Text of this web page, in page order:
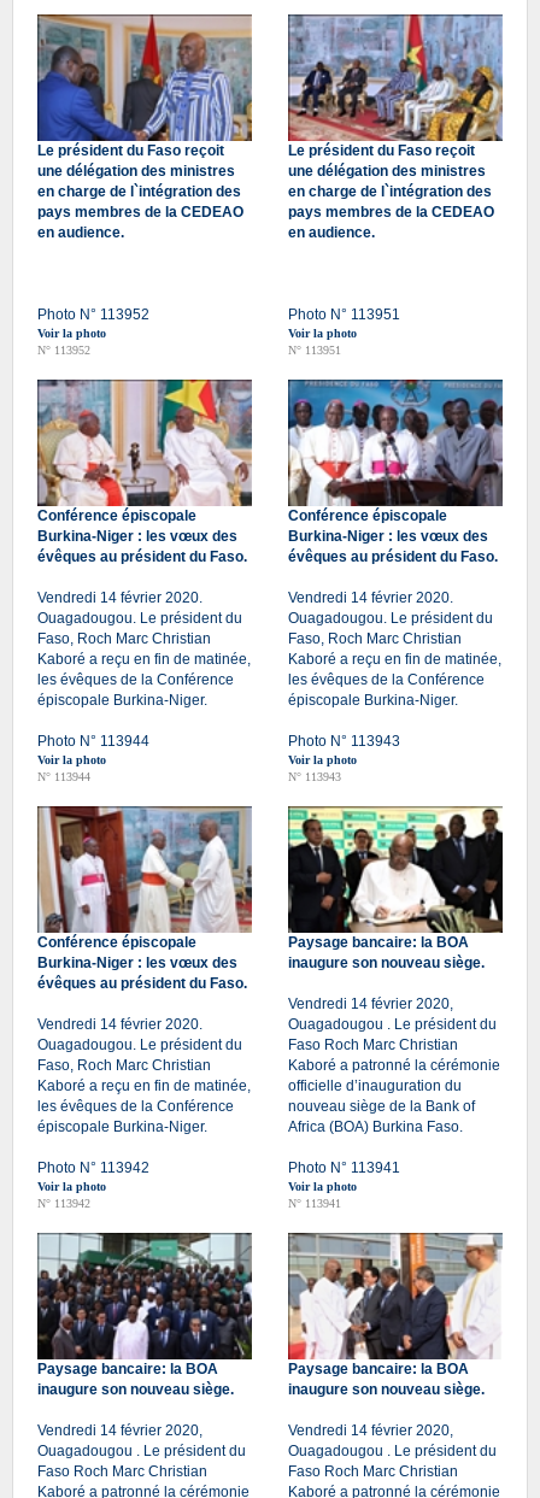
Le président du Faso reçoit
une délégation des ministres
en charge de l`intégration des
pays membres de la CEDEAO
en audience.
Photo N° 113952
Voir la photo
N° 113952
Le président du Faso reçoit
une délégation des ministres
en charge de l`intégration des
pays membres de la CEDEAO
en audience.
Photo N° 113951
Voir la photo
N° 113951
Conférence épiscopale
Burkina-Niger : les vœux des
évêques au président du Faso.
Vendredi 14 février 2020.
Ouagadougou. Le président du
Faso, Roch Marc Christian
Kaboré a reçu en fin de matinée,
les évêques de la Conférence
épiscopale Burkina-Niger.
Photo N° 113944
Voir la photo
N° 113944
Conférence épiscopale
Burkina-Niger : les vœux des
évêques au président du Faso.
Vendredi 14 février 2020.
Ouagadougou. Le président du
Faso, Roch Marc Christian
Kaboré a reçu en fin de matinée,
les évêques de la Conférence
épiscopale Burkina-Niger.
Photo N° 113943
Voir la photo
N° 113943
Conférence épiscopale
Burkina-Niger : les vœux des
évêques au président du Faso.
Vendredi 14 février 2020.
Ouagadougou. Le président du
Faso, Roch Marc Christian
Kaboré a reçu en fin de matinée,
les évêques de la Conférence
épiscopale Burkina-Niger.
Photo N° 113942
Voir la photo
N° 113942
Paysage bancaire: la BOA
inaugure son nouveau siège.
Vendredi 14 février 2020,
Ouagadougou . Le président du
Faso Roch Marc Christian
Kaboré a patronné la cérémonie
officielle d’inauguration du
nouveau siège de la Bank of
Africa (BOA) Burkina Faso.
Photo N° 113941
Voir la photo
N° 113941
Paysage bancaire: la BOA
inaugure son nouveau siège.
Vendredi 14 février 2020,
Ouagadougou . Le président du
Faso Roch Marc Christian
Kaboré a patronné la cérémonie
Paysage bancaire: la BOA
inaugure son nouveau siège.
Vendredi 14 février 2020,
Ouagadougou . Le président du
Faso Roch Marc Christian
Kaboré a patronné la cérémonie